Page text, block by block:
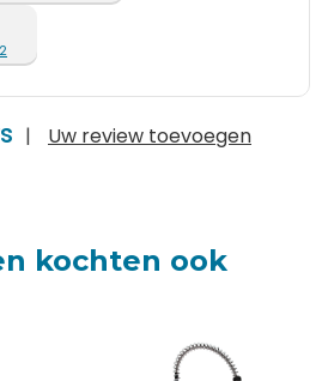
| Uw review toevoegen
kochten ook